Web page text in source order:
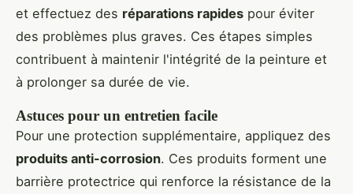
et effectuez des réparations rapides pour éviter
des problèmes plus graves. Ces étapes simples
contribuent à maintenir l'intégrité de la peinture et
à prolonger sa durée de vie.
Astuces pour un entretien facile
Pour une protection supplémentaire, appliquez des
produits anti-corrosion. Ces produits forment une
barrière protectrice qui renforce la résistance de la